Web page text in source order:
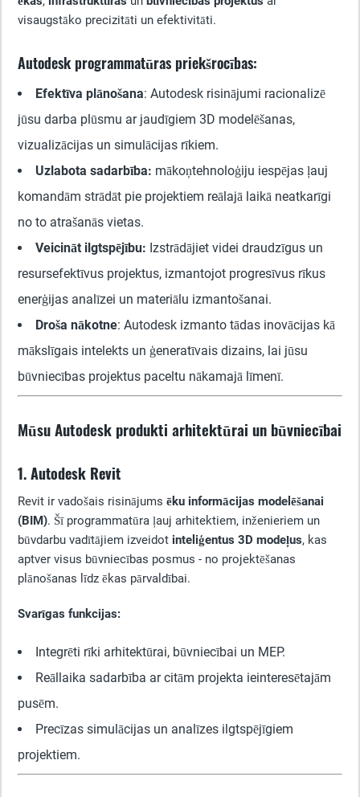
visaugstāko precizitāti un efektivitāti.
Autodesk programmatūras priekšrocības:
Efektīva plānošana: Autodesk risinājumi racionalizē
jūsu darba plūsmu ar jaudīgiem 3D modelēšanas,
vizualizācijas un simulācijas rīkiem.
Uzlabota sadarbība: mākoņtehnoloģiju iespējas ļauj
komandām strādāt pie projektiem reālajā laikā neatkarīgi
no to atrašanās vietas.
Veicināt ilgtspējību: Izstrādājiet videi draudzīgus un
resursefektīvus projektus, izmantojot progresīvus rīkus
enerģijas analīzei un materiālu izmantošanai.
Droša nākotne: Autodesk izmanto tādas inovācijas kā
mākslīgais intelekts un ģeneratīvais dizains, lai jūsu
būvniecības projektus paceltu nākamajā līmenī.
Mūsu Autodesk produkti arhitektūrai un būvniecībai
1. Autodesk Revit
Revit ir vadošais risinājums ēku informācijas modelēšanai
(BIM). Šī programmatūra ļauj arhitektiem, inženieriem un
būvdarbu vadītājiem izveidot inteliģentus 3D modeļus, kas
aptver visus būvniecības posmus - no projektēšanas
plānošanas līdz ēkas pārvaldībai.
Svarīgas funkcijas:
Integrēti rīki arhitektūrai, būvniecībai un MEP.
Reāllaika sadarbība ar citām projekta ieinteresētajām
pusēm.
Precīzas simulācijas un analīzes ilgtspējīgiem
projektiem.